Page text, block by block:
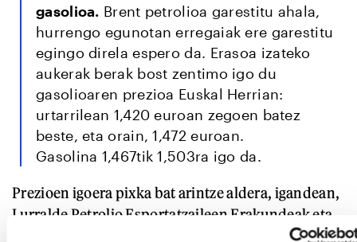
gasolioa. Brent petrolioa garestitu ahala,
hurrengo egunotan erregaiak ere garestitu
egingo direla espero da. Erasoa izateko
aukerak berak bost zentimo igo du
gasolioaren prezioa Euskal Herrian:
urtarrilean 1,420 euroan zegoen batez
beste, eta orain, 1,472 euroan.
Gasolina 1,467tik 1,503ra igo da.
Prezioen igoera pixka bat arintze aldera, igandean,
Lurralde Petrolio Esportatzaileen Erakundeak eta
haren aliatuek, LPEE+ taldeak, iragarri zuten